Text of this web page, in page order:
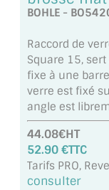
MIROIR
LOTS DE
MIROIR POUR
MIROIR DE
MIROIR PAROI
MIROIR POUR
BOHLE -
Raccord de
Square 15,
fixe à une
verre est fixé
angle est
44.08€HT
52.90 €TTC
Tarifs PRO,
consulter